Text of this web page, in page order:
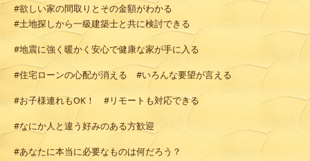
#欲しい家の間取りとその金額がわかる
#土地探しから一級建築士と共に検討できる
#地震に強く暖かく安心で健康な家が手に入る
#住宅ローンの心配が消える #いろんな要望が言える
#お子様連れもOK！ #リモートも対応できる
#なにか人と違う好みのある方歓迎
#あなたに本当に必要なものは何だろう？